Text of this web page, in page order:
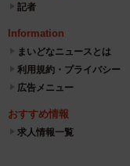
記者
Information
まいどなニュースとは
利用規約・プライバシー
広告メニュー
おすすめ情報
求人情報一覧